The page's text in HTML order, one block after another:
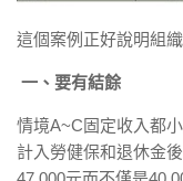
這個案例正好說明組
一、要有結餘
情境A~C固定收入都
計入勞健保和退休金